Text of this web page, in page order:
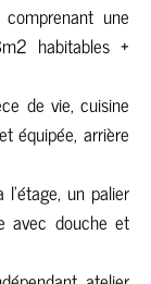
une
habitables +
de vie, cuisine
équipée, arrière
l'étage, un palier
avec douche et